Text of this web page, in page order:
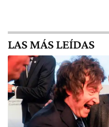
LAS MÁS LEÍDAS